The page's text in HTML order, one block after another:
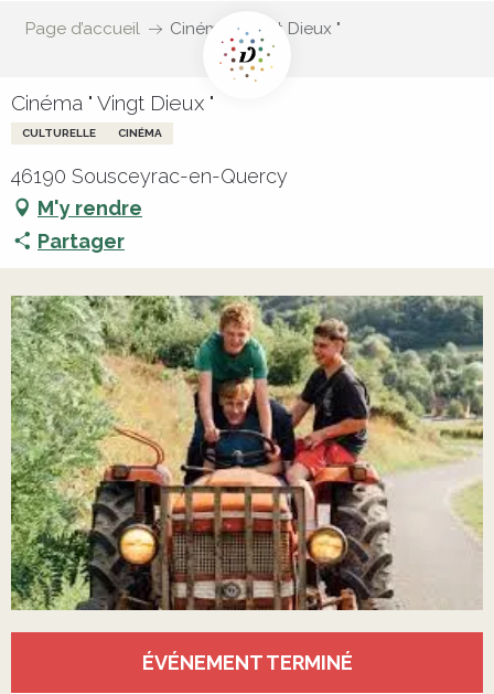
Page d’accueil Cinéma " Vingt Dieux "
Cinéma " Vingt Dieux "
CULTURELLE CINÉMA
46190 Sousceyrac-en-Quercy
M'y rendre
Partager
Ouverture et coordonnées
ÉVÉNEMENT TERMINÉ